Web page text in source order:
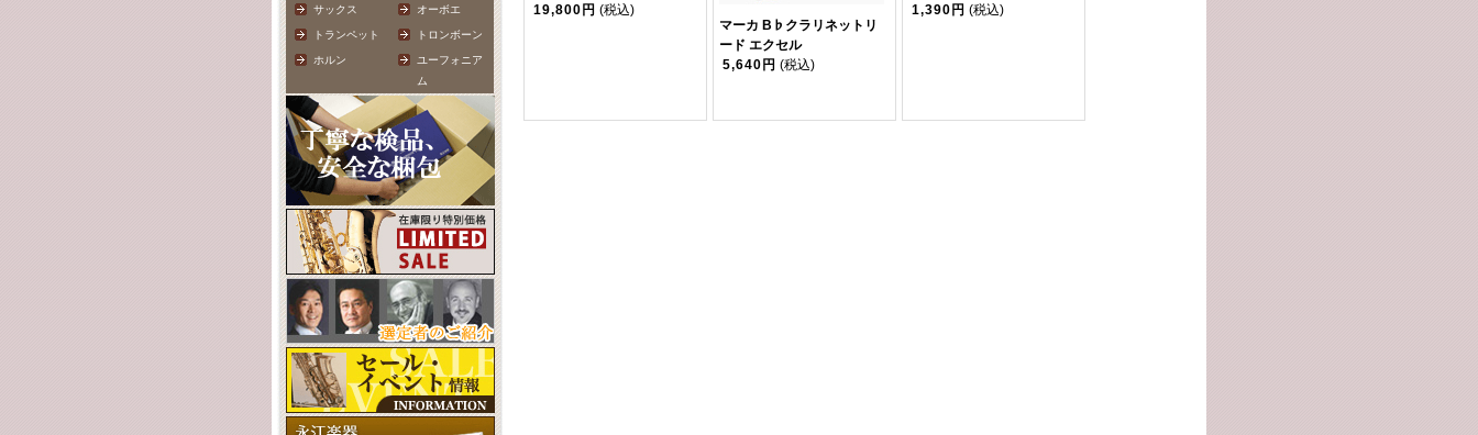
サックス オーボエ
トランペット トロンボーン
ホルン
ユーフォニア
ム
19,800円 (税込)
マーカ B♭クラリネットリ
ード エクセル
5,640円 (税込)
1,390円 (税込)